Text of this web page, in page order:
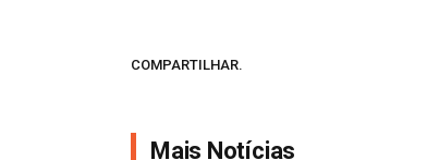
COMPARTILHAR.
Mais Notícias